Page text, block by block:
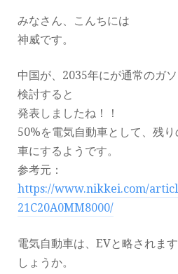
みなさん、こんちには
神威です。
中国が、2035年にが通常のガ
検討すると
発表しましたね！！
50%を電気自動車として、残
車にするようです。
参考元：
https://www.nikkei.com/
21C20A0MM8000/
電気自動車は、EVと略されま
しょうか。